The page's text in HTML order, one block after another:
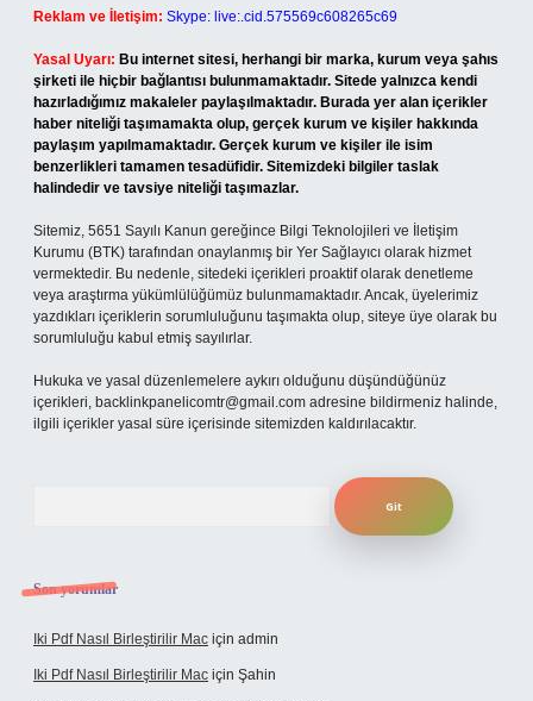
Reklam ve İletişim: Skype: live:.cid.575569c608265c69
Yasal Uyarı: Bu internet sitesi, herhangi bir marka, kurum veya şahıs
şirketi ile hiçbir bağlantısı bulunmamaktadır. Sitede yalnızca kendi
hazırladığımız makaleler paylaşılmaktadır. Burada yer alan içerikler
haber niteliği taşımamakta olup, gerçek kurum ve kişiler hakkında
paylaşım yapılmamaktadır. Gerçek kurum ve kişiler ile isim
benzerlikleri tamamen tesadüfidir. Sitemizdeki bilgiler taslak
halindedir ve tavsiye niteliği taşımazlar.
Sitemiz, 5651 Sayılı Kanun gereğince Bilgi Teknolojileri ve İletişim
Kurumu (BTK) tarafından onaylanmış bir Yer Sağlayıcı olarak hizmet
vermektedir. Bu nedenle, sitedeki içerikleri proaktif olarak denetleme
veya araştırma yükümlülüğümüz bulunmamaktadır. Ancak, üyelerimiz
yazdıkları içeriklerin sorumluluğunu taşımakta olup, siteye üye olarak bu
sorumluluğu kabul etmiş sayılırlar.
Hukuka ve yasal düzenlemelere aykırı olduğunu düşündüğünüz
içerikleri, backlinkpanelicomtr@gmail.com adresine bildirmeniz halinde,
ilgili içerikler yasal süre içerisinde sitemizden kaldırılacaktır.
Son yorumlar
Iki Pdf Nasıl Birleştirilir Mac için admin
Iki Pdf Nasıl Birleştirilir Mac için Şahin